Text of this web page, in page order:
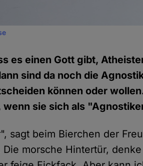
es einen Gott gibt,
sind da noch die
können oder
sie sich als
sagt beim Bierchen der
morsche Hintertür,